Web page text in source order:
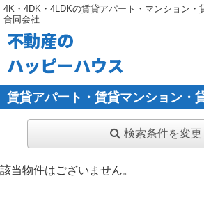
4K・4DK・4LDKの賃貸アパート・マンション・
合同会社
不動産の
ハッピーハウス
賃貸アパート・賃貸マンション・
検索条件を変更
該当物件はございません。